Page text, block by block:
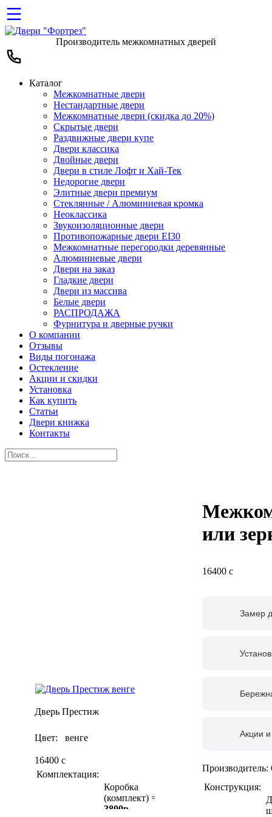
Производитель межкомнатных дверей
Каталог
Межкомнатные двери
Нестандартные двери
Межкомнатные двери (скидка до 20%)
Скрытые двери
Раздвижные двери купе
Двери классика
Двойные двери
Двери в стиле Лофт и Хай-Тек
Недорогие двери
Элитные двери премиум
Стеклянные / Алюминиевая кромка
Неоклассика
Звукоизоляционные двери
Противопожарные двери EI30
Межкомнатные перегородки деревянные
Алюминиевые двери
Двери на заказ
Гладкие двери
Двери из массива
Белые двери
РАСПРОДАЖА
Фурнитура и дверные ручки
О компании
Отзывы
Виды погонажа
Остекление
Акции и скидки
Установка
Как купить
Статьи
Двери книжка
Контакты
Дверь Престиж
Цвет: венге
16400 c
Комплектация:
Коробка
(комплект) =
3800р
или
16400 c
Замер
Акции и
Производитель:
Конструкция: